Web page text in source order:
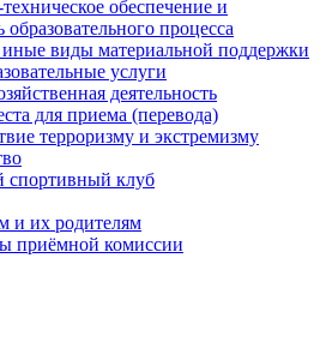
обеспечение и
процесса
виды материальной поддержки
услуги
деятельность
для приема (перевода)
терроризму и экстремизму
спортивный клуб
и их родителям
приёмной комиссии